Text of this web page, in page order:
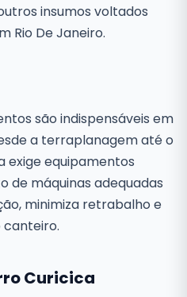
insumos voltados
Rio De Janeiro.
são indispensáveis em
a terraplanagem até o
equipamentos
de máquinas adequadas
minimiza retrabalho e
canteiro.
Curicica